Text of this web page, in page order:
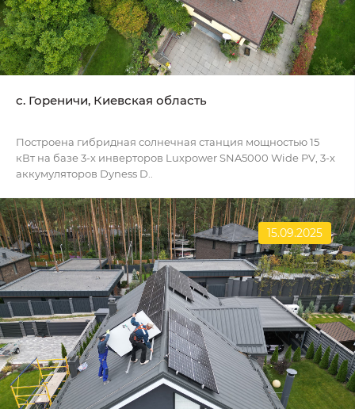
c. Гореничи, Киевская область
Построена гибридная солнечная станция мощностью 15
кВт на базе 3-х инверторов Luxpower SNA5000 Wide PV, 3-х
аккумуляторов Dyness D..
15.09.2025